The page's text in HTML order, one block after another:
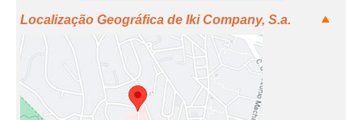
Localização Geográfica de Iki Company, S.a.